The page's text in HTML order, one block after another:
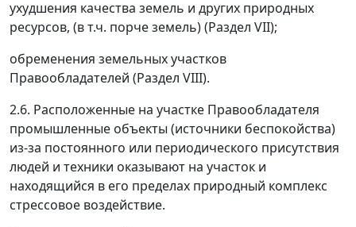
ухудшения качества земель и других природных
ресурсов, (в т.ч. порче земель) (Раздел VII);
обременения земельных участков
Правообладателей (Раздел VIII).
2.6. Расположенные на участке Правообладателя
промышленные объекты (источники беспокойства)
из-за постоянного или периодического присутствия
людей и техники оказывают на участок и
находящийся в его пределах природный комплекс
стрессовое воздействие.